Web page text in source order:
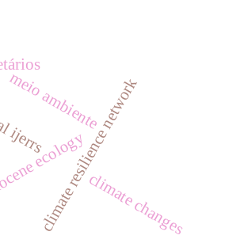
climate resilience network
ecologyclimate changes
meio ambiente